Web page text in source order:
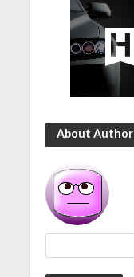
About Author